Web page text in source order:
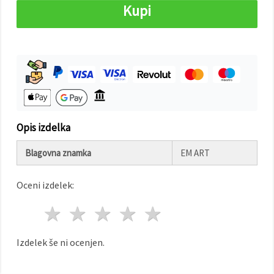
Kupi
Opis izdelka
Blagovna znamka EM ART
Oceni izdelek:
4 zvezde
3 zvezde
2 zvezde
1 zvezda
Izdelek še ni ocenjen.